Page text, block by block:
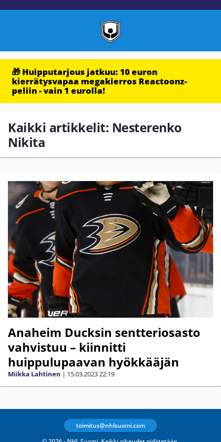
🎁 Huipputarjous jatkuu: 10 euron
kierrätysvapaa megakierros Reactoonz-
peliin - vain 1 eurolla!
Kaikki artikkelit: Nesterenko
Nikita
Anaheim Ducksin sentteriosasto
vahvistuu – kiinnitti
huippulupaavan hyökkääjän
Miikka Lahtinen | 15.03.202322:19
toimitus@nhlsuomi.com